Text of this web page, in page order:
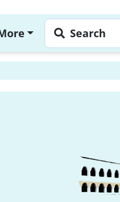
Search